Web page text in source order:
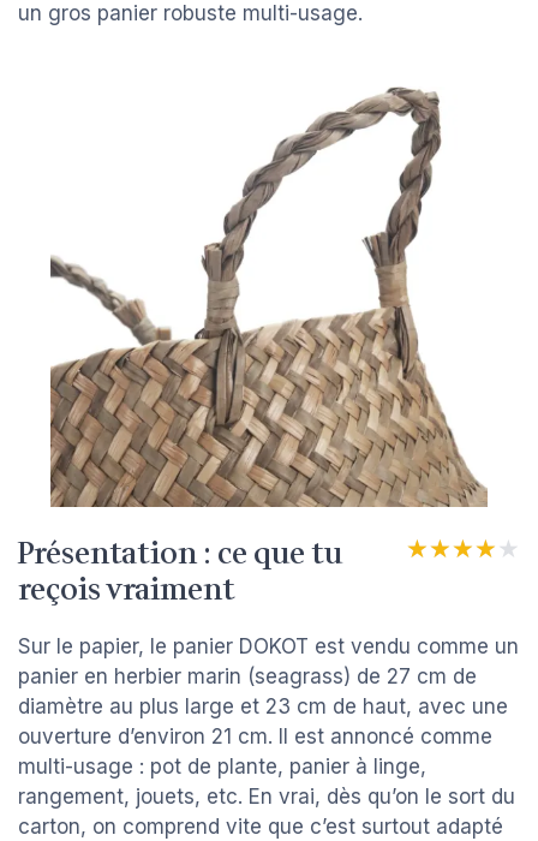
un gros panier robuste multi-usage.
Présentation : ce que tu
reçois vraiment
★★★★★
★★★★★
Sur le papier, le panier DOKOT est vendu comme un
panier en herbier marin (seagrass) de 27 cm de
diamètre au plus large et 23 cm de haut, avec une
ouverture d’environ 21 cm. Il est annoncé comme
multi-usage : pot de plante, panier à linge,
rangement, jouets, etc. En vrai, dès qu’on le sort du
carton, on comprend vite que c’est surtout adapté